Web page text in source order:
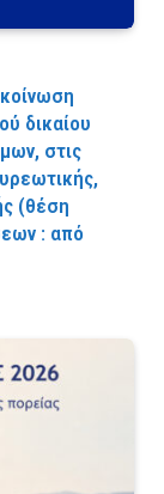
δικαίου
στις
(θέση
: από